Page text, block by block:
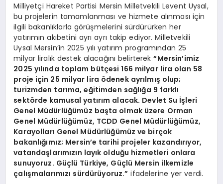
Milliyetçi Hareket Partisi Mersin Milletvekili Levent Uysal,
bu projelerin tamamlanması ve hizmete alınması için
ilgili bakanlıklarla görüşmelerini sürdürürken her
yatırımın akıbetini ayrı ayrı takip ediyor. Milletvekili
Uysal Mersin’in 2025 yılı yatırım programından 25
milyar liralık destek alacağını belirterek“Mersin’imiz
2025 yılında toplam bütçesi 166 milyar lira olan 58
proje için 25 milyar lira ödenek ayrılmış olup;
turizmden tarıma, eğitimden sağlığa 9 farklı
sektörde kamusal yatırım alacak. Devlet Su İşleri
Genel Müdürlüğümüz başta olmak üzere Orman
Genel Müdürlüğümüz, TCDD Genel Müdürlüğümüz,
Karayolları Genel Müdürlüğümüz ve birçok
bakanlığımız; Mersin’e tarihi projeler kazandırıyor,
vatandaşlarımızın layık olduğu hizmetleri onlara
sunuyoruz. Güçlü Türkiye, Güçlü Mersin ilkemizle
çalışmalarımızı sürdürüyoruz.” ifadelerine yer verdi.